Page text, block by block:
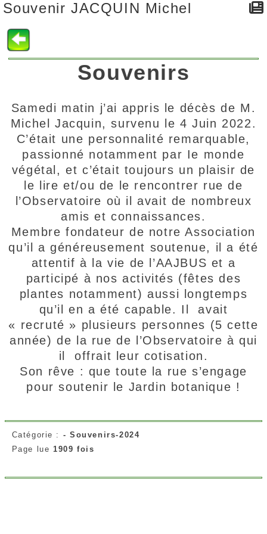
Souvenir JACQUIN Michel
Souvenirs
Samedi matin j’ai appris le décès de M.
Michel Jacquin, survenu le 4 Juin 2022.
C’était une personnalité remarquable,
passionné notamment par Ie monde
végétal, et c’était toujours un plaisir de
le lire et/ou de le rencontrer rue de
l’Observatoire où il avait de nombreux
amis et connaissances.
Membre fondateur de notre Association
qu’il a généreusement soutenue, il a été
attentif à la vie de l’AAJBUS et a
participé à nos activités (fêtes des
plantes notamment) aussi longtemps
qu’il en a été capable. Il avait
« recruté » plusieurs personnes (5 cette
année) de la rue de l’Observatoire à qui
il offrait leur cotisation.
Son rêve : que toute la rue s’engage
pour soutenir le Jardin botanique !
Catégorie : - Souvenirs-2024
Page lue 1909 fois